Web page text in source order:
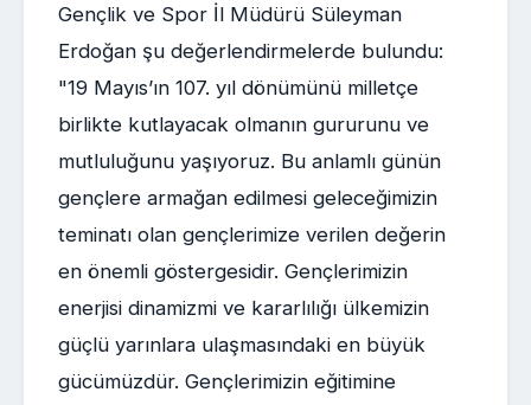
Gençlik ve Spor İl Müdürü Süleyman
Erdoğan şu değerlendirmelerde bulundu:
"19 Mayıs’ın 107. yıl dönümünü milletçe
birlikte kutlayacak olmanın gururunu ve
mutluluğunu yaşıyoruz. Bu anlamlı günün
gençlere armağan edilmesi geleceğimizin
teminatı olan gençlerimize verilen değerin
en önemli göstergesidir. Gençlerimizin
enerjisi dinamizmi ve kararlılığı ülkemizin
güçlü yarınlara ulaşmasındaki en büyük
gücümüzdür. Gençlerimizin eğitimine